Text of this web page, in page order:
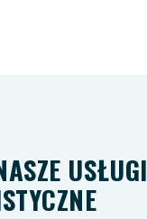
USŁUGI